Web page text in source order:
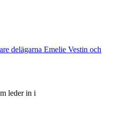
delägarna Emelie Vestin och
leder in i